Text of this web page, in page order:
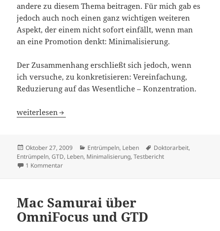
andere zu diesem Thema beitragen. Für mich gab es
jedoch auch noch einen ganz wichtigen weiteren
Aspekt, der einem nicht sofort einfällt, wenn man
an eine Promotion denkt: Minimalisierung.
Der Zusammenhang erschließt sich jedoch, wenn
ich versuche, zu konkretisieren: Vereinfachung,
Reduzierung auf das Wesentliche – Konzentration.
Vereinfachung
weiterlesen
Veröffentlicht
am
Oktober 27, 2009 Kategorien
Entrümpeln, Leben Schlagwörter
Doktorarbeit,
Entrümpeln,GTD, Leben, Minimalisierung,Testbericht
1 Kommentarzu Vereinfachung
Mac Samurai über
OmniFocus und GTD